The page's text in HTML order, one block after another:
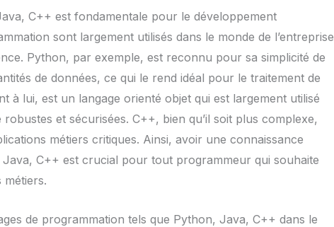
C++ est fondamentale pour le développement
sont largement utilisés dans le monde de l’entreprise
Python, par exemple, est reconnu pour sa simplicité de
de données, ce qui le rend idéal pour le traitement de
à lui, est un langage orienté objet qui est largement utilisé
et sécurisées. C++, bien qu’il soit plus complexe,
métiers critiques. Ainsi, avoir une connaissance
C++ est crucial pour tout programmeur qui souhaite
métiers.
de programmation tels que Python, Java, C++ dans le